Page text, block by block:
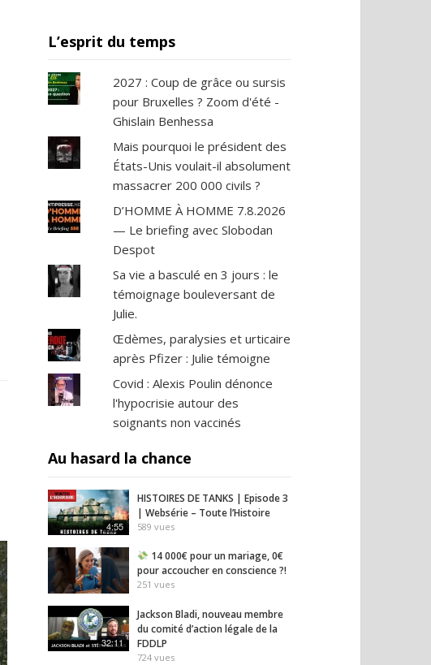
L’esprit du temps
2027 : Coup de grâce ou sursis
pour Bruxelles ? Zoom d'été -
Ghislain Benhessa
Mais pourquoi le président des
États-Unis voulait-il absolument
massacrer 200 000 civils ?
D’HOMME À HOMME 7.8.2026
— Le briefing avec Slobodan
Despot
Sa vie a basculé en 3 jours : le
témoignage bouleversant de
Julie.
Œdèmes, paralysies et urticaire
après Pfizer : Julie témoigne
Covid : Alexis Poulin dénonce
l'hypocrisie autour des
soignants non vaccinés
Au hasard la chance
4:55
HISTOIRES DE TANKS | Episode 3
| Websérie – Toute l’Histoire
589 vues
14 000€ pour un mariage, 0€
pour accoucher en conscience ?!
251 vues
32:11
Jackson Bladi, nouveau membre
du comité d’action légale de la
FDDLP
724 vues